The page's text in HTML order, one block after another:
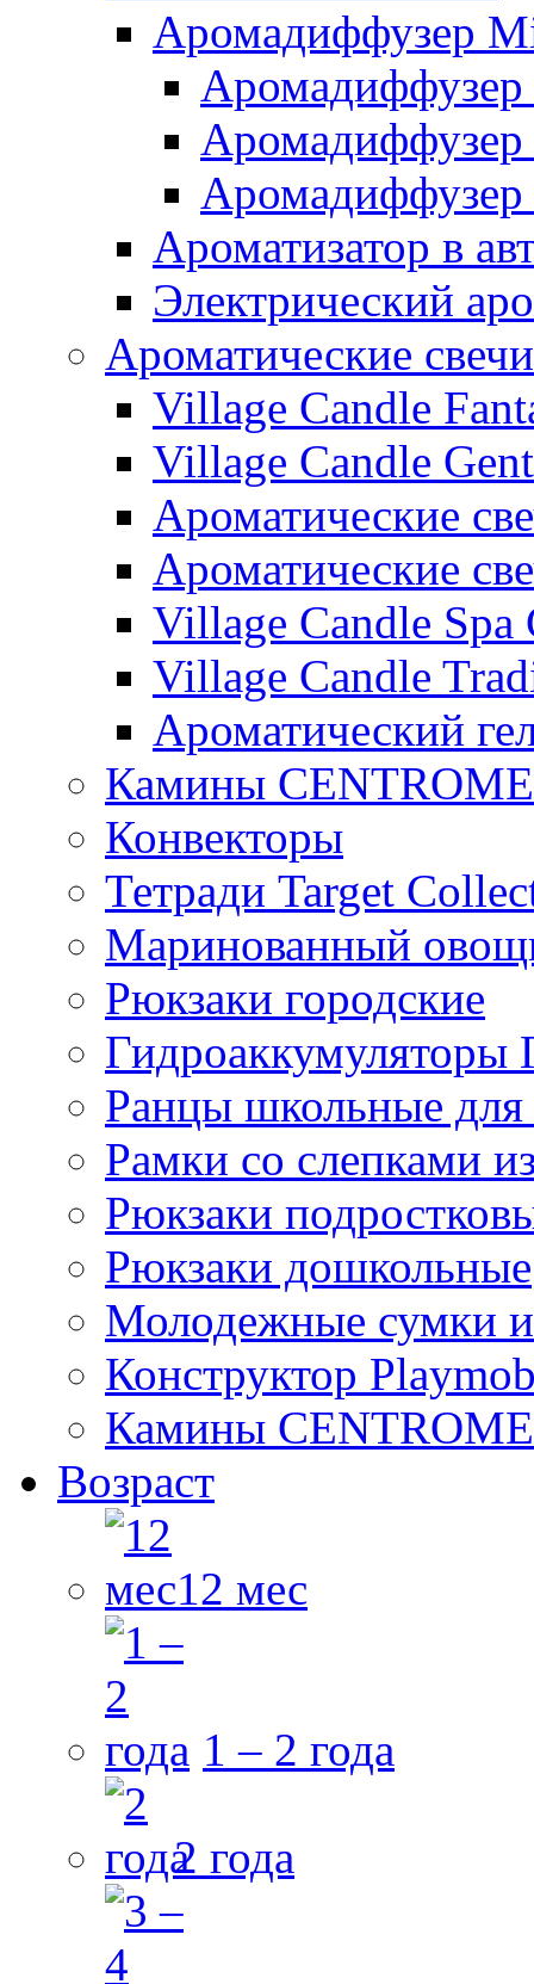
Аромадиффузер
Ароматизатор в
Электрический
Ароматические
Village Candle
Village Candle
Ароматические
Ароматические
Village Candle Spa
Village Candle
Ароматический
Камины
Конвекторы
Тетради Target
Маринованный
Рюкзаки городские
Ранцы школьные
Рамки со слепками
Рюкзаки
Рюкзаки дошкольные
Молодежные сумки
Конструктор
Камины
Возраст
12 мес
1 – 2 года
2 года